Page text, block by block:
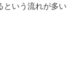
という流れが多い